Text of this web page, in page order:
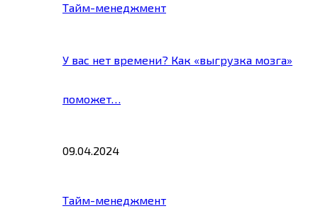
Тайм-менеджмент
У вас нет времени? Как «выгрузка мозга»
поможет…
09.04.2024
Тайм-менеджмент